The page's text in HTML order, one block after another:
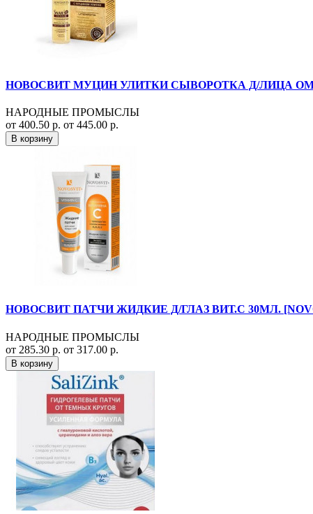
НОВОСВИТ МУЦИН УЛИТКИ СЫВОРОТКА Д/ЛИЦА
НАРОДНЫЕ ПРОМЫСЛЫ
от 400.50 р. от 445.00 р.
В корзину
НОВОСВИТ ПАТЧИ ЖИДКИЕ Д/ГЛАЗ ВИТ.C 30МЛ.
НАРОДНЫЕ ПРОМЫСЛЫ
от 285.30 р. от 317.00 р.
В корзину